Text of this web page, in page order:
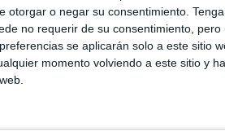
otorgar o negar su consentimiento.
no requerir de su consentimiento,
se aplicarán solo a este sitio
momento volviendo a este sitio y
del ataúd con los restos del joven
Allí se han dado cita los
dar el último adiós a